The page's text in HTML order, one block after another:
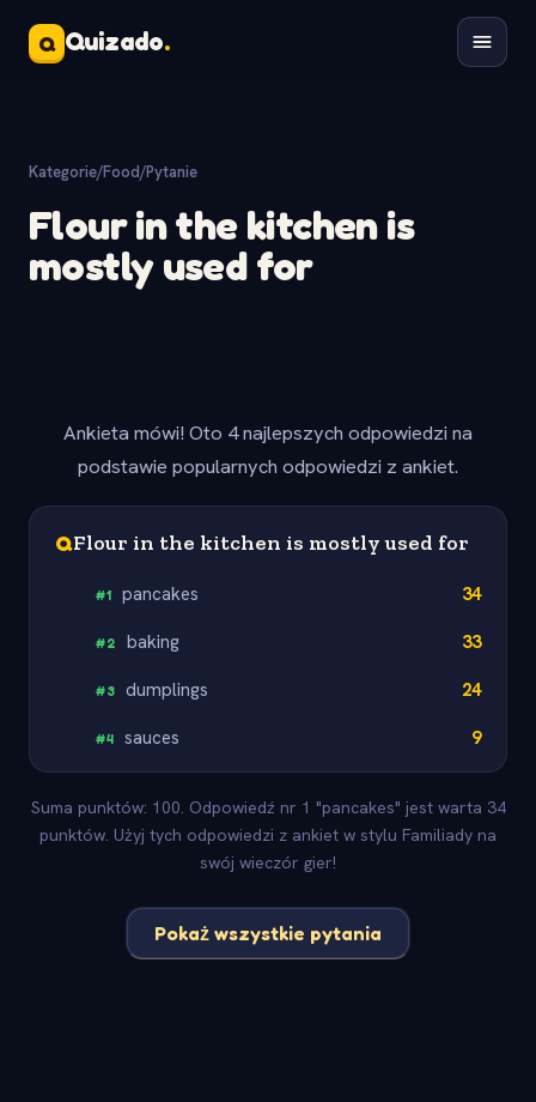
Q Quizado.
Kategorie/Food/Pytanie
Flour in the kitchen is
mostly used for
Ankieta mówi! Oto 4 najlepszych odpowiedzi na
podstawie popularnych odpowiedzi z ankiet.
QFlour in the kitchen is mostly used for
#1 pancakes 34
#2 baking 33
#3 dumplings 24
#4 sauces 9
Suma punktów: 100. Odpowiedź nr 1 "pancakes" jest warta 34
punktów. Użyj tych odpowiedzi z ankiet w stylu Familiady na
swój wieczór gier!
Pokaż wszystkie pytania